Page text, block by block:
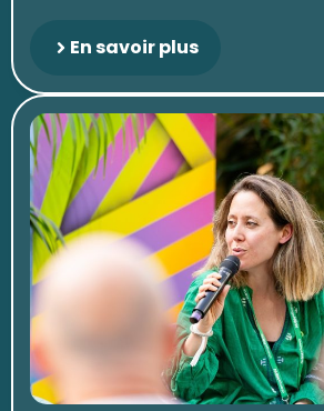
En savoir plus